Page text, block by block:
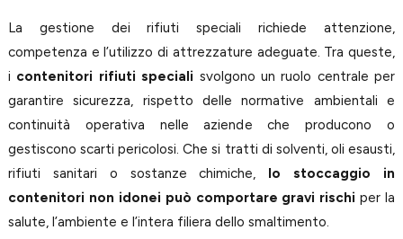
La gestione dei rifiuti speciali richiede attenzione,
competenza e l’utilizzo di attrezzature adeguate. Tra queste,
i contenitori rifiuti speciali svolgono un ruolo centrale per
garantire sicurezza, rispetto delle normative ambientali e
continuità operativa nelle aziende che producono o
gestiscono scarti pericolosi. Che si tratti di solventi, oli esausti,
rifiuti sanitari o sostanze chimiche, lo stoccaggio in
contenitori non idonei può comportare gravi rischi per la
salute, l’ambiente e l’intera filiera dello smaltimento.